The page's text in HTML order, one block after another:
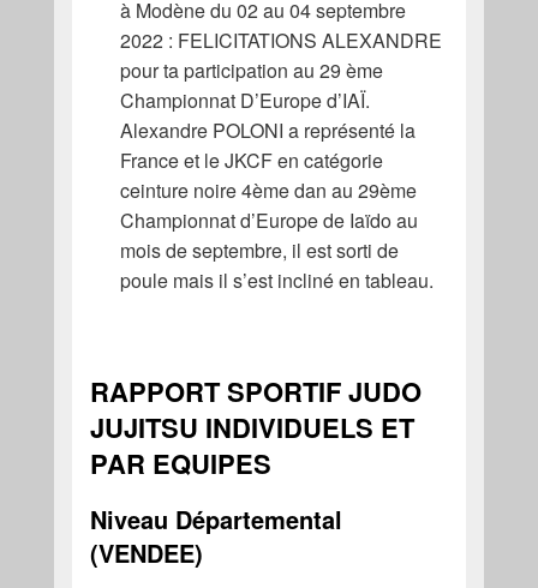
à Modène du 02 au 04 septembre
2022 : FELICITATIONS ALEXANDRE
pour ta participation au 29 ème
Championnat D’Europe d’IAÏ.
Alexandre POLONI a représenté la
France et le JKCF en catégorie
ceinture noire 4ème dan au 29ème
Championnat d’Europe de Iaïdo au
mois de septembre, il est sorti de
poule mais il s’est incliné en tableau.
RAPPORT SPORTIF JUDO
JUJITSU INDIVIDUELS ET
PAR EQUIPES
Niveau Départemental
(VENDEE)